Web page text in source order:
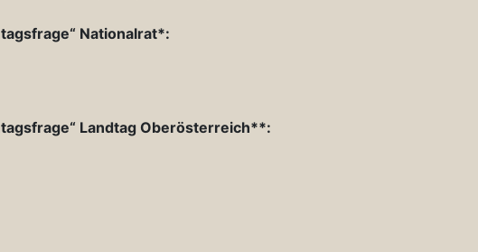
Nationalrat*:
Landtag Oberösterreich**: